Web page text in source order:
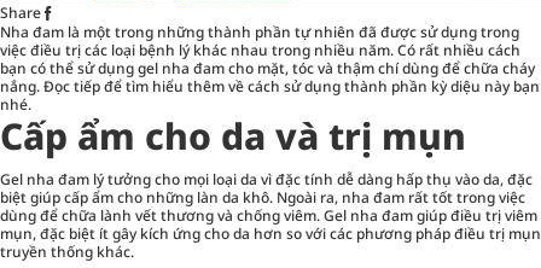
Share
Nha đam là một trong những thành phần tự nhiên đã được sử dụng trong
việc điều trị các loại bệnh lý khác nhau trong nhiều năm. Có rất nhiều cách
bạn có thể sử dụng gel nha đam cho mặt, tóc và thậm chí dùng để chữa cháy
nắng. Đọc tiếp để tìm hiểu thêm về cách sử dụng thành phần kỳ diệu này bạn
nhé.
Cấp ẩm cho da và trị mụn
Gel nha đam lý tưởng cho mọi loại da vì đặc tính dễ dàng hấp thụ vào da, đặc
biệt giúp cấp ẩm cho những làn da khô. Ngoài ra, nha đam rất tốt trong việc
dùng để chữa lành vết thương và chống viêm. Gel nha đam giúpđiều trị viêm
mụn, đặc biệt ít gây kích ứng cho da hơn so với các phương pháp điều trị mụn
truyền thống khác.